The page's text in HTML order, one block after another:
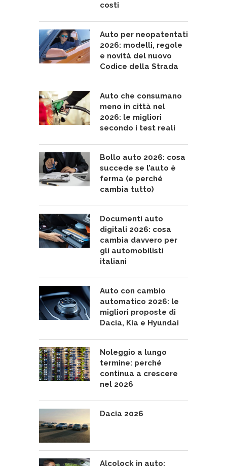
costi
Auto per neopatentati
2026: modelli, regole
e novità del nuovo
Codice della Strada
Auto che consumano
meno in città nel
2026: le migliori
secondo i test reali
Bollo auto 2026: cosa
succede se l’auto è
ferma (e perché
cambia tutto)
Documenti auto
digitali 2026: cosa
cambia davvero per
gli automobilisti
italiani
Auto con cambio
automatico 2026: le
migliori proposte di
Dacia, Kia e Hyundai
Noleggio a lungo
termine: perché
continua a crescere
nel 2026
Dacia 2026
Alcolock in auto: